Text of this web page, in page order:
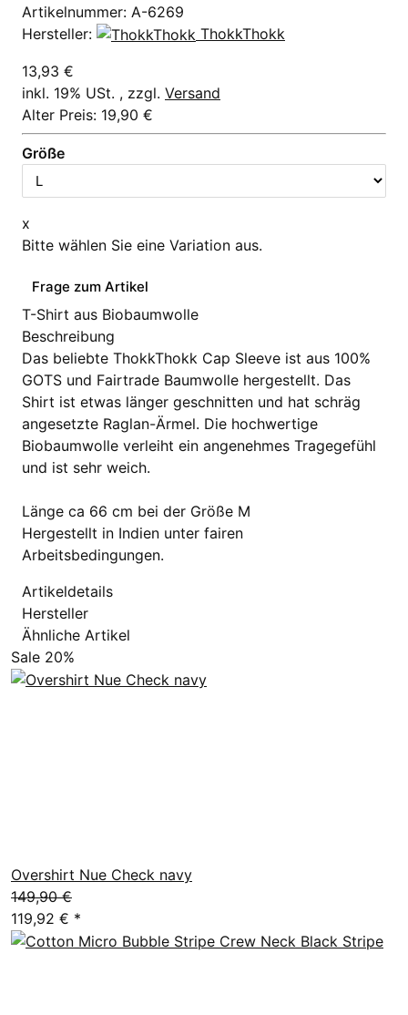
Artikelnummer: A-6269
Hersteller:
ThokkThokk
13,93 €
inkl. 19% USt. , zzgl. Versand
Alter Preis: 19,90 €
Größe
x
Bitte wählen Sie eine Variation aus.
Frage zum Artikel
T-Shirt aus Biobaumwolle
Beschreibung
Das beliebte ThokkThokk Cap Sleeve ist aus 100%
GOTS und Fairtrade Baumwolle hergestellt. Das
Shirt ist etwas länger geschnitten und hat schräg
angesetzte Raglan-Ärmel. Die hochwertige
Biobaumwolle verleiht ein angenehmes Tragegefühl
und ist sehr weich.
Länge ca 66 cm bei der Größe M
Hergestellt in Indien unter fairen
Arbeitsbedingungen.
Artikeldetails
Hersteller
Ähnliche Artikel
Sale 20%
Overshirt Nue Check navy
149,90 €
119,92 € *